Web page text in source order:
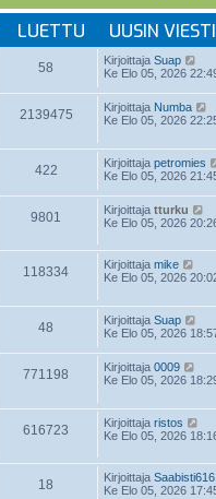
LUETTU UUSIN VIESTI
58 Kirjoittaja Suap
Ke Elo 05, 2026
2139475 Kirjoittaja Numba
Ke Elo 05, 2026
422 Kirjoittaja petromies
Ke Elo 05, 2026
9801 Kirjoittaja tturku
Ke Elo 05, 2026
118334 Kirjoittaja mike
Ke Elo 05, 2026
48 Kirjoittaja Suap
Ke Elo 05, 2026
771198 Kirjoittaja 0009
Ke Elo 05, 2026
616723 Kirjoittaja ristos
Ke Elo 05, 2026
18 Kirjoittaja
Ke Elo 05, 2026